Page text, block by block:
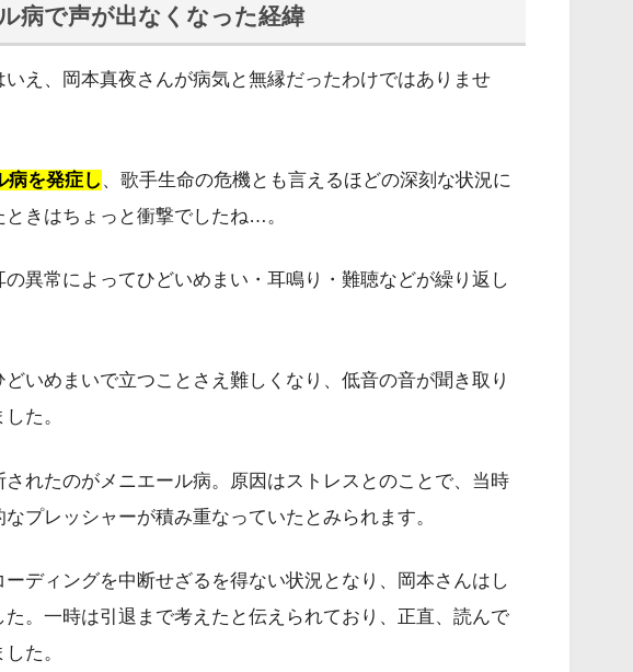
病で声が出なくなった経緯
え、岡本真夜さんが病気と無縁だったわけではありませ
病を発症し 、歌手生命の危機とも言えるほどの深刻な状況に
きはちょっと衝撃でしたね…。
異常によってひどいめまい・耳鳴り・難聴などが繰り返し
いめまいで立つことさえ難しくなり、低音の音が聞き取り
た。
れたのがメニエール病。原因はストレスとのことで、当時
プレッシャーが積み重なっていたとみられます。
ディングを中断せざるを得ない状況となり、岡本さんはし
。一時は引退まで考えたと伝えられており、正直、読んで
た。